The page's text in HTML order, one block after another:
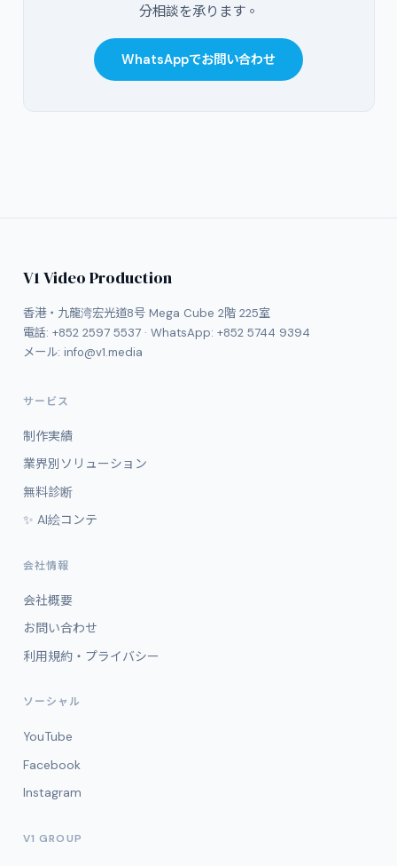
分相談を承ります。
WhatsAppでお問い合わせ
V1 Video Production
香港・九龍湾宏光道8号 Mega Cube 2階 225室
電話: +852 2597 5537· WhatsApp: +852 5744 9394
メール: info@v1.media
サービス
制作実績
業界別ソリューション
無料診断
✨ AI絵コンテ
会社情報
会社概要
お問い合わせ
利用規約・プライバシー
ソーシャル
YouTube
Facebook
Instagram
V1 GROUP